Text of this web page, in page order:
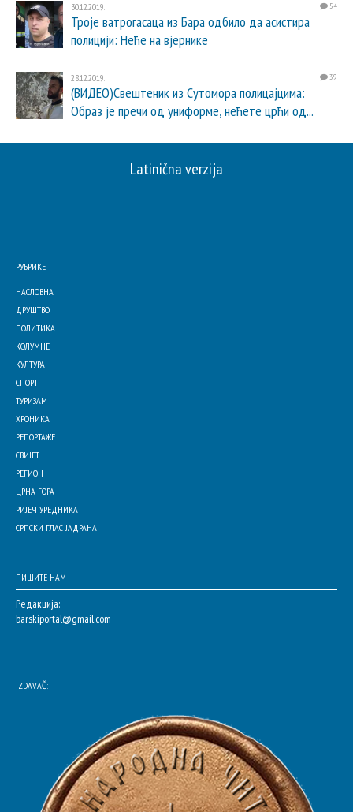
30.12.2019. 54
Троје ватрогасаца из Бара одбило да асистира
полицији: Неће на вјернике
28.12.2019. 39
(ВИДЕО)Свештеник из Сутомора полицајцима:
Образ је пречи од униформе, нећете црћи од...
Latinična verzija
РУБРИКЕ
НАСЛОВНА
ДРУШТВО
ПОЛИТИКА
КОЛУМНЕ
КУЛТУРА
СПОРТ
ТУРИЗАМ
ХРОНИКА
РЕПОРТАЖЕ
СВИЈЕТ
РЕГИОН
ЦРНА ГОРА
РИЈЕЧ УРЕДНИКА
СРПСКИ ГЛАС ЈАДРАНА
ПИШИТЕ НАМ
Редакција:
barskiportal@gmail.com
IZDAVAČ: